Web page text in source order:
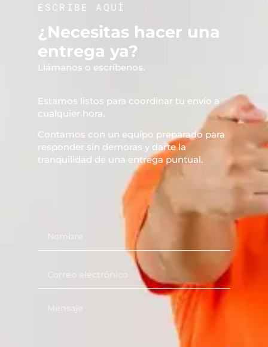
ESCRIBE AQUÍ
¿Necesitas hacer una
entrega ya?
Llámanos o escríbenos.
Estamos listos para coordinar tu envío a
cualquier hora.
Contamos con un equipo preparado para
responder sin demoras y darte la
tranquilidad de una entrega puntual.